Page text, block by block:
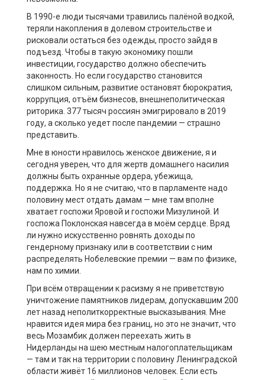
В 1990-е люди тысячами травились палёной водкой,
теряли накопления в долевом строительстве и
рисковали остаться без одежды, просто зайдя в
подъезд. Чтобы в такую экономику пошли
инвестиции, государство должно обеспечить
законность. Но если государство становится
слишком сильным, развитие остановят бюрократия,
коррупция, отъём бизнесов, внешнеполитическая
риторика. 377 тысяч россиян эмигрировало в 2019
году, а сколько уедет после пандемии — страшно
представить.
Мне в юности нравилось женское движение, я и
сегодня уверен, что для жертв домашнего насилия
должны быть охранные ордера, убежища,
поддержка. Но я не считаю, что в парламенте надо
половину мест отдать дамам — мне там вполне
хватает госпожи Яровой и госпожи Мизулиной. И
госпожа Поклонская навсегда в моём сердце. Вряд
ли нужно искусственно ровнять доходы по
гендерному признаку или в соответствии с ним
распределять Нобелевские премии — вам по физике,
нам по химии.
При всём отвращении к расизму я не приветствую
уничтожение памятников лидерам, допускавшим 200
лет назад неполиткорректные высказывания. Мне
нравится идея мира без границ, но это не значит, что
весь Мозамбик должен переехать жить в
Нидерланды на шею местным налогоплательщикам
— там и так на территории с половину Ленинградской
области живёт 16 миллионов человек. Если есть